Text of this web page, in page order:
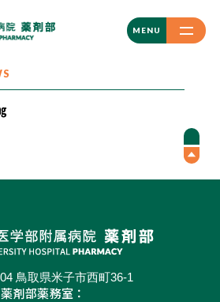
MENU
CLOSE
鳥取県米子市西町36-1
薬剤部薬務室：